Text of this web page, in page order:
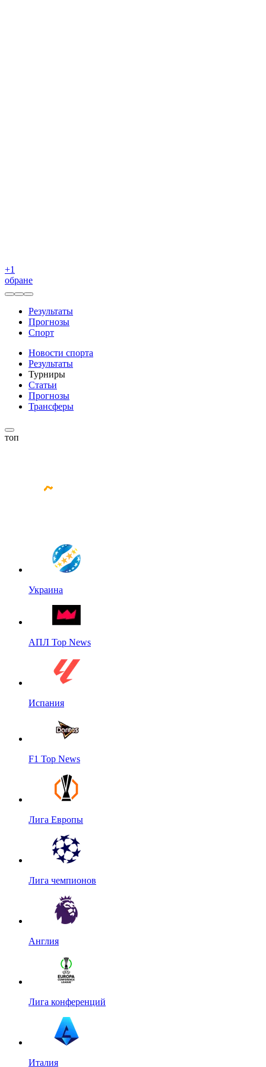
+1
обране
Результаты
Прогнозы
Спорт
Новости спорта
Результаты
Турниры
Статьи
Прогнозы
Трансферы
топ
Украина
АПЛ Top News
Испания
F1 Top News
Лига Европы
Лига чемпионов
Англия
Лига конференций
Италия